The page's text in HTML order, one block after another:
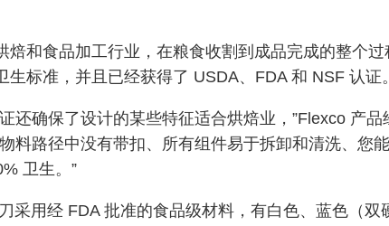
和食品加工行业，在粮食收割到成品完成的整个过
标准，并且已经获得了 USDA、FDA 和 NSF 认证。
还确保了设计的某些特征适合烘焙业，”Flexco 产品
料路径中没有带扣、所有组件易于拆卸和清洗、您
卫生。”
采用经 FDA 批准的食品级材料，有白色、蓝色（双